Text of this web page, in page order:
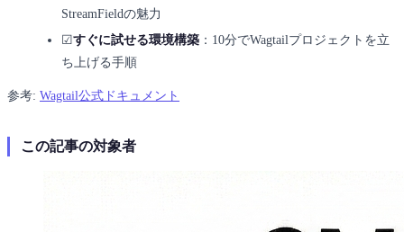
StreamFieldの魅力
☑すぐに試せる環境構築 ：10分でWagtailプロジェクトを立
ち上げる手順
参考: Wagtail公式ドキュメント
この記事の対象者